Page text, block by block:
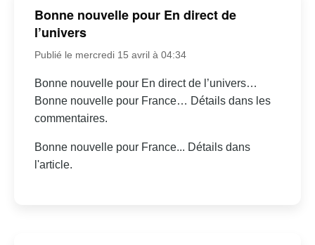
Bonne nouvelle pour En direct de
l’univers
Publié le mercredi 15 avril à 04:34
Bonne nouvelle pour En direct de l’univers…
Bonne nouvelle pour France… Détails dans les
commentaires.
Bonne nouvelle pour France... Détails dans
l'article.